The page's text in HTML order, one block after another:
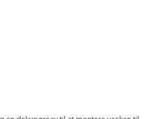
5 Stjerner. Anmeldelser i alt: 209